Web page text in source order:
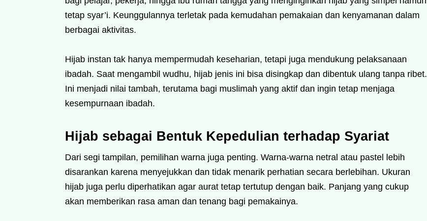
tetap syar’i. Keunggulannya terletak pada kemudahan pemakaian dan kenyamanan dalam
berbagai aktivitas.
Hijab instan tak hanya mempermudah keseharian, tetapi juga mendukung pelaksanaan
ibadah. Saat mengambil wudhu, hijab jenis ini bisa disingkap dan dibentuk ulang tanpa ribet.
Ini menjadi nilai tambah, terutama bagi muslimah yang aktif dan ingin tetap menjaga
kesempurnaan ibadah.
Hijab sebagai Bentuk Kepedulian terhadap Syariat
Dari segi tampilan, pemilihan warna juga penting. Warna-warna netral atau pastel lebih
disarankan karena menyejukkan dan tidak menarik perhatian secara berlebihan. Ukuran
hijab juga perlu diperhatikan agar aurat tetap tertutup dengan baik. Panjang yang cukup
akan memberikan rasa aman dan tenang bagi pemakainya.